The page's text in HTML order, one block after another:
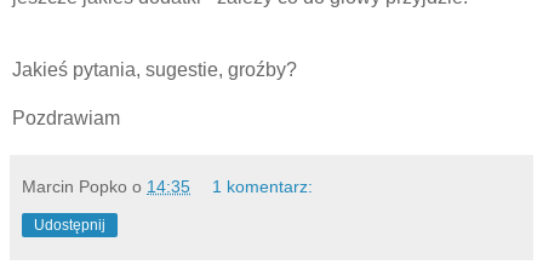
Jakieś pytania, sugestie, groźby?
Pozdrawiam
Marcin Popko o 14:35 1 komentarz:
Udostępnij